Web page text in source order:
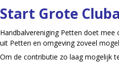
Start Grote
Handbalvereniging Petten doet
uit Petten en omgeving zoveel
Om de contributie zo laag mogelijk